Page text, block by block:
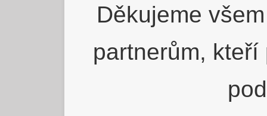
Děkujeme
partnerům,